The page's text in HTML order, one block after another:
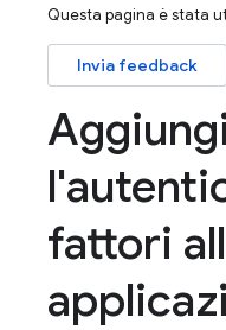
Questa pagina è stata
Invia feedback
fattori